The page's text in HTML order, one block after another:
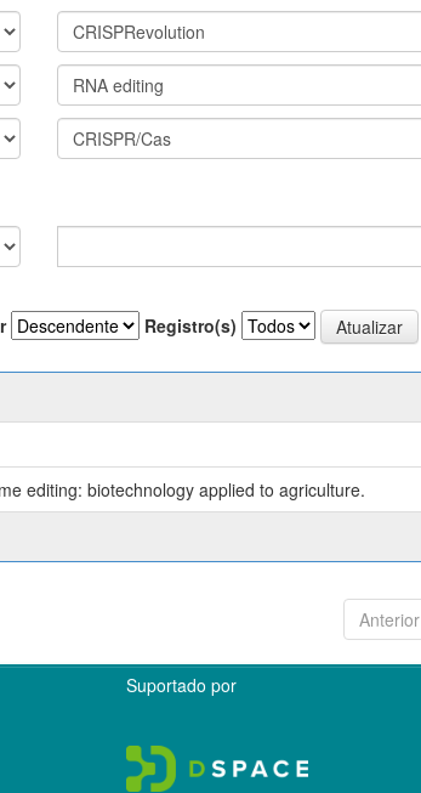
Registro(s)
editing: biotechnology applied to agriculture.
Anterior
Suportado por